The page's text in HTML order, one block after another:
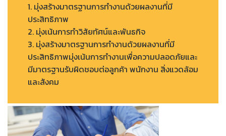
1. มุ่งสร้างมาตรฐานการทำงานด้วยผลงานที่มี
ประสิทธิภาพ
2. มุ่งเน้นการทำวิสัยทัศน์และพันธกิจ
3. มุ่งสร้างมาตรฐานการทำงานด้วยผลงานที่มี
ประสิทธิภาพมุ่งเน้นการทำงานเพื่อความปลอดภัยและ
มีมาตรฐานรับผิดชอบต่อลูกค้า พนักงาน สิ่งแวดล้อม
และสังคม